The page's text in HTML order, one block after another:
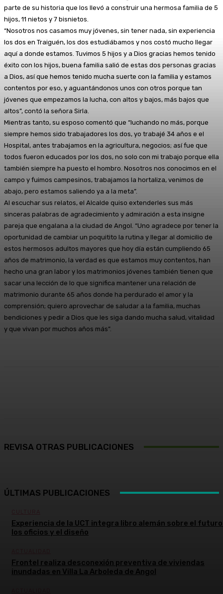
parte de su historia que los llevó a construir una hermosa familia de 5
hijos, 11 nietos y 7 bisnietos.
“Nosotros nos casamos muy jóvenes, sin tener nada, sin experiencia
los dos en Traiguén, los dos estudiábamos y nos costó mucho llegar
aquí a donde estamos. Tuvimos 5 hijos y a Dios gracias hemos tenido
éxito con los hijos, buena familia salió de estas dos personas gracias
a Dios, así que hemos tenido mucha suerte con la familia y estamos
contentos por eso, y aguantándonos unos con otros porque tan
jóvenes que empezamos la lucha, con altos y bajos, más bajos que
altos”, contó la señora Sirla.
Mientras tanto, su esposo comentó que “luchando no más, porque
siempre hemos sido trabajadores los dos, yo trabajé 34 años e el
Hospital, antes trabajamos en la agricultura, negocios; así fue que
todos fueron educados por los dos, no solo con mi trabajo porque ella
también siempre ha puesto el hombro. Nosotros nos conocimos en el
campo y fuimos campesinos, trabajamos la hortaliza, venimos de
abajo, pero estamos saliendo ya a la meta”.
Al escuchar sus relatos, el Alcalde quiso extenderles sus más
sinceras palabras de agradecimiento y admiración a esta insigne
pareja que engalana a la ciudad de Angol. “Uno agradece por tener la
oportunidad de cambiar un poquitito la rutina y llegar al domicilio de
estos hermosos adultos mayores que hoy día están cumpliendo 65
años de matrimonio, la verdad es que estamos muy contentos, han
hecho una gran labor y los matrimonios jóvenes también tienen que
sacar una lección de lo que significa mantener una relación de
matrimonio durante 65 años donde ha perdurado el amor y la
comprensión; quiero aprovechar de saludar a la familia, muchas
bendiciones y pedir a Dios que les siga dando mucha salud, vitalidad
y que vivan por muchos años más”.
REVISA OTRAS PUBLICACIONES
ÚLTIMAS PUBLICACIONES
Experiencia de la UCT integra libro alemán sobre el
los oficios y el diseño
Frontel realiza desconexión preventiva de viviendas
inundadas en Villa La Arboleda de Angol